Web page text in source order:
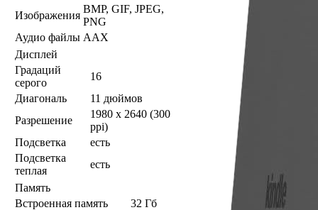
Изображения
BMP, GIF, JPEG,
PNG
Аудио файлы AAX
Дисплей
Градаций
серого
16
Диагональ
11 дюймов
Разрешение
1980 x 2640 (300
ppi)
Подсветка
есть
Подсветка
теплая
есть
Память
Встроенная память
32 Гб